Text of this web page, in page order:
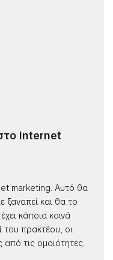
internet
marketing. Αυτό θα
ξαναπεί και θα το
κάποια κοινά
του πρακτέου, οι
από τις ομοιότητες.